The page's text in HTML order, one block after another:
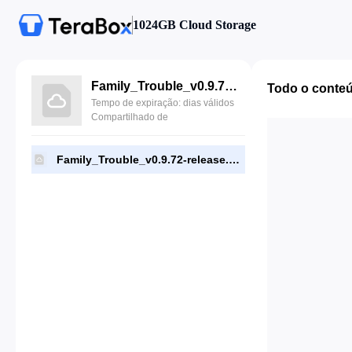
1024GB Cloud Storage
Family_Trouble_v0.9.72-release.apk
Tempo de expiração: dias válidos
Compartilhado de
Family_Trouble_v0.9.72-release.apk
Todo o